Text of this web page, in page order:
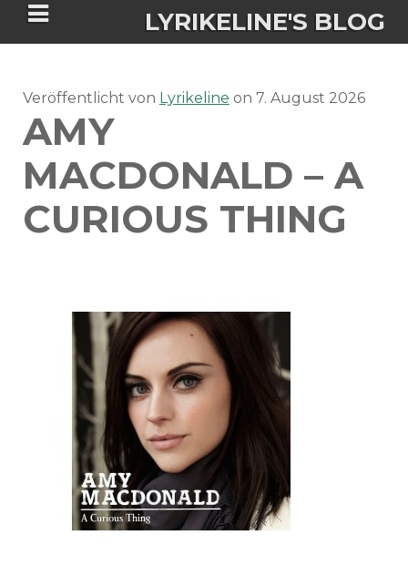
LYRIKELINE'S BLOG
Tania Morgan's Blog über alles, was
sie im Leben bewegt.
NIGHTMARES
IMPRESSUM
Veröffentlicht von Lyrikeline on 7. August 2026
AMY
MACDONALD – A
CURIOUS THING